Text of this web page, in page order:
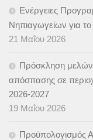
Ενέργειες
Νηπιαγωγείων για
21 Μαΐου 2026
Πρόσκληση
απόσπασης σε
2026-2027
19 Μαΐου 2026
Προϋπολογισμός